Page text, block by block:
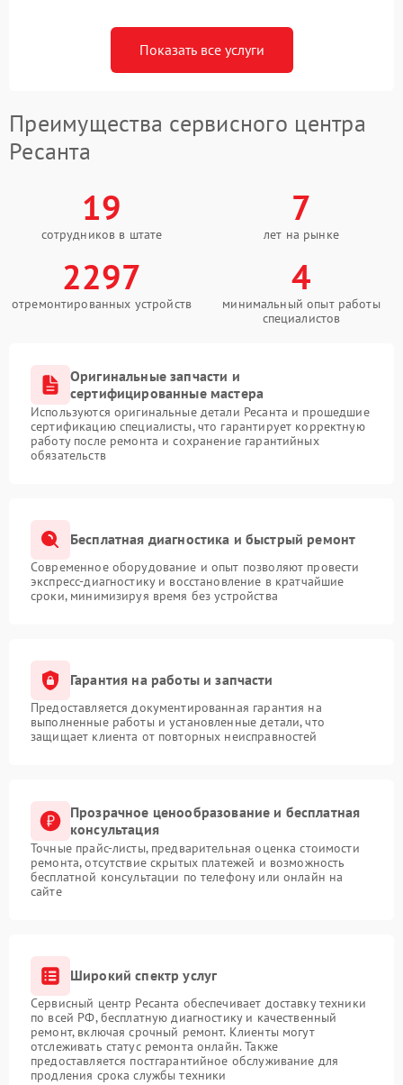
Показать все услуги
Преимущества сервисного центра
Ресанта
19
сотрудников в штате
7
лет на рынке
2297
отремонтированных устройств
4
минимальный опыт работы
специалистов
Оригинальные запчасти и
сертифицированные мастера
Используются оригинальные детали Ресанта и прошедшие
сертификацию специалисты, что гарантирует корректную
работу после ремонта и сохранение гарантийных
обязательств
Бесплатная диагностика и быстрый ремонт
Современное оборудование и опыт позволяют провести
экспресс-диагностику и восстановление в кратчайшие
сроки, минимизируя время без устройства
Гарантия на работы и запчасти
Предоставляется документированная гарантия на
выполненные работы и установленные детали, что
защищает клиента от повторных неисправностей
Прозрачное ценообразование и бесплатная
консультация
Точные прайс-листы, предварительная оценка стоимости
ремонта, отсутствие скрытых платежей и возможность
бесплатной консультации по телефону или онлайн на
сайте
Широкий спектр услуг
Сервисный центр Ресанта обеспечивает доставку техники
по всей РФ, бесплатную диагностику и качественный
ремонт, включая срочный ремонт. Клиенты могут
отслеживать статус ремонта онлайн. Также
предоставляется постгарантийное обслуживание для
продления срока службы техники